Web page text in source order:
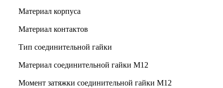
Материал корпуса
Материал контактов
Тип соединительной гайки
Материал соединительной гайки M12
Момент затяжки соединительной гайки M12